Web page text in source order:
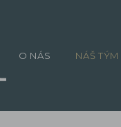
O NÁS NÁŠ TÝM